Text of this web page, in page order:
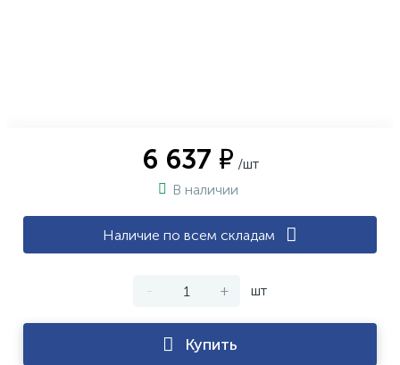
6 637 ₽ /шт
В наличии
Наличие по всем складам
- + шт
Купить